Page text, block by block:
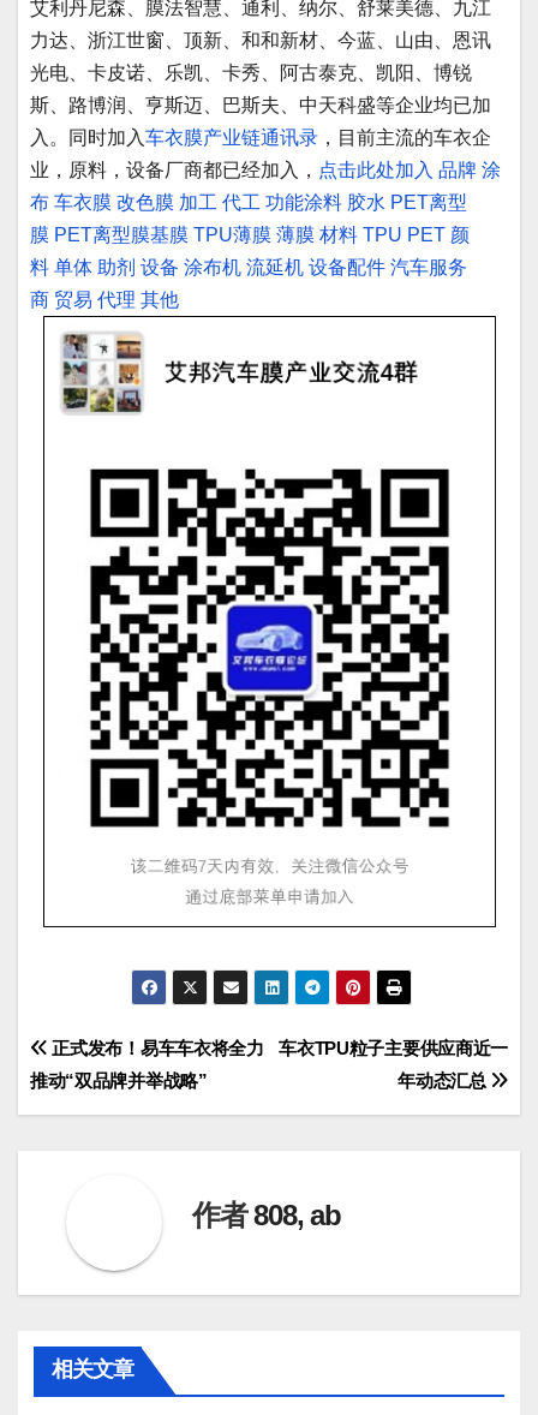
艾利丹尼森、膜法智慧、通利、纳尔、舒莱美德、九江
力达、浙江世窗、顶新、和和新材、今蓝、山由、恩讯
光电、卡皮诺、乐凯、卡秀、阿古泰克、凯阳、博锐
斯、路博润、亨斯迈、巴斯夫、中天科盛等企业均已加
入。同时加入车衣膜产业链通讯录 ，目前主流的车衣企
业，原料，设备厂商都已经加入， 点击此处加入 品牌 涂
布 车衣膜 改色膜 加工 代工 功能涂料 胶水 PET离型
膜 PET离型膜基膜 TPU薄膜 薄膜 材料 TPU PET 颜
料 单体 助剂 设备 涂布机 流延机 设备配件 汽车服务
商 贸易 代理 其他
文
章
车衣TPU粒子主要供应商近一
年动态汇总
正式发布！易车车衣将全力
推动“双品牌并举战略”
作者808, ab
相关文章